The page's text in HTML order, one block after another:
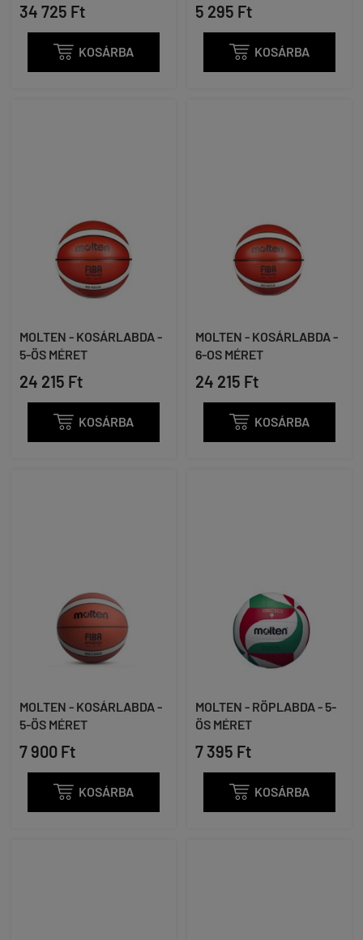
34 725 Ft
 KOSÁRBA
5 295 Ft
 KOSÁRBA
MOLTEN - KOSÁRLABDA -
5-ÖS MÉRET
24 215 Ft
 KOSÁRBA
MOLTEN - KOSÁRLABDA -
6-OS MÉRET
24 215 Ft
 KOSÁRBA
MOLTEN - KOSÁRLABDA -
5-ÖS MÉRET
7 900 Ft
 KOSÁRBA
MOLTEN - RÖPLABDA - 5-
ÖS MÉRET
7 395 Ft
 KOSÁRBA